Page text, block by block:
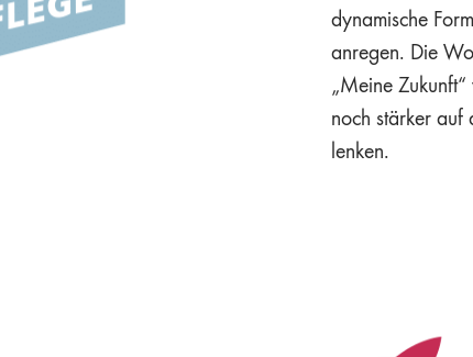
dynamische
anregen. Die
„Meine
noch stärker auf
lenken.